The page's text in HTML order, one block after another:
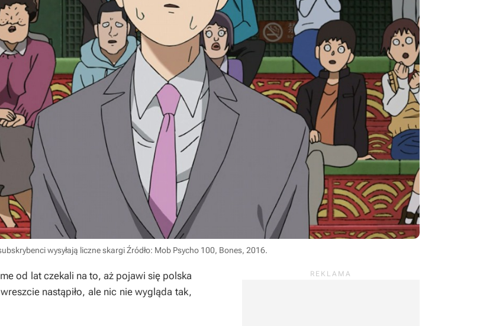
wysyłają liczne skargiŹródło: Mob Psycho 100, Bones, 2016.
od lat czekali na to, aż pojawi się polska
nastąpiło, ale nic nie wygląda tak,